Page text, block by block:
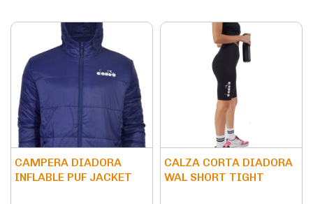
CAMPERA DIADORA
INFLABLE PUF JACKET
CALZA CORTA DIADORA
WAL SHORT TIGHT